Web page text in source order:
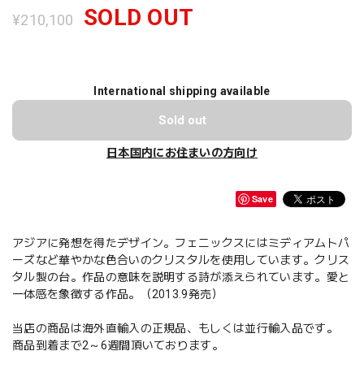
¥210,100 SOLD OUT
International shipping available
Sold out
日本国内にお住まいの方向け
Save
アジアに発想を得たデザイン。フェニックスにはミディアムトパ
ーズなど華やかな色合いのクリスタルを使用しています。クリス
タル製の台。作品の意味を説明する詩が添えられています。愛と
一体感を象徴する作品。（2013.9発売）
当店の商品は海外直輸入の正規品、もしくは並行輸入品です。
商品到着まで2～6週間頂いております。